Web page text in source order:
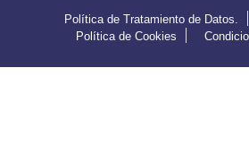
Política de Tratamiento de Datos.
Política de Cookies